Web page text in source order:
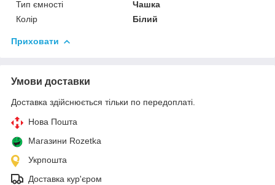
Тип ємності
Чашка
Колір
Білий
Приховати
Умови доставки
Доставка здійснюється тільки по передоплаті.
Нова Пошта
Магазини Rozetka
Укрпошта
Доставка кур'єром